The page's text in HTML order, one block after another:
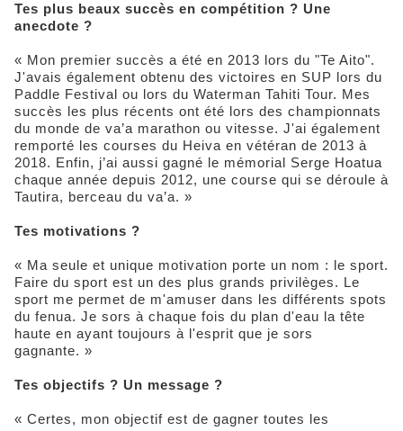
Tes plus beaux succès en compétition ? Une
anecdote ?
« Mon premier succès a été en 2013 lors du "Te Aito".
J'avais également obtenu des victoires en SUP lors du
Paddle Festival ou lors du Waterman Tahiti Tour. Mes
succès les plus récents ont été lors des championnats
du monde de va’a marathon ou vitesse. J'ai également
remporté les courses du Heiva en vétéran de 2013 à
2018. Enfin, j’ai aussi gagné le mémorial Serge Hoatua
chaque année depuis 2012, une course qui se déroule à
Tautira, berceau du va’a. »
Tes motivations ?
« Ma seule et unique motivation porte un nom : le sport.
Faire du sport est un des plus grands privilèges. Le
sport me permet de m'amuser dans les différents spots
du fenua. Je sors à chaque fois du plan d'eau la tête
haute en ayant toujours à l'esprit que je sors
gagnante. »
Tes objectifs ? Un message ?
« Certes, mon objectif est de gagner toutes les